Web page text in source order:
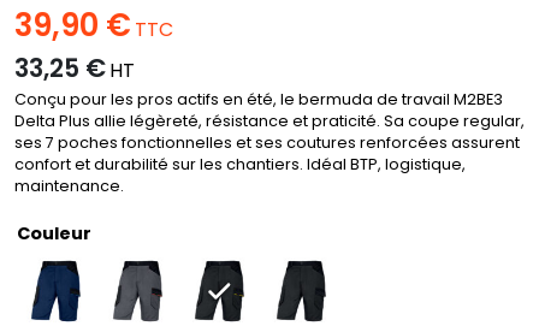
39,90 € TTC
33,25 €HT
Conçu pour les pros actifs en été, le bermuda de travail M2BE3
Delta Plus allie légèreté, résistance et praticité. Sa coupe regular,
ses 7 poches fonctionnelles et ses coutures renforcées assurent
confort et durabilité sur les chantiers. Idéal BTP, logistique,
maintenance.
Couleur